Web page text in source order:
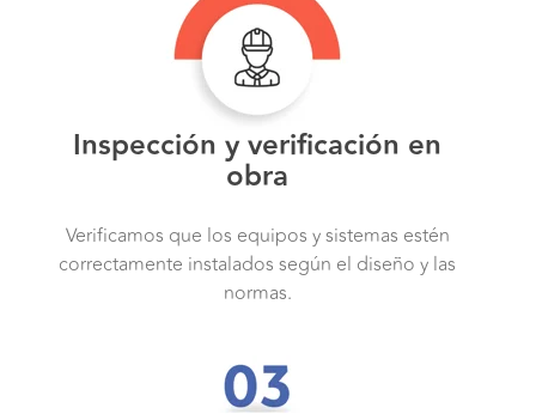
Inspección y verificación en
obra
Verificamos que los equipos y sistemas estén
correctamente instalados según el diseño y las
normas.